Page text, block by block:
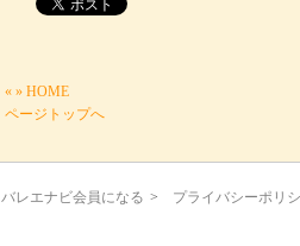
« » HOME
ページトップへ
バレエナビ会員になる > プライバシーポリ